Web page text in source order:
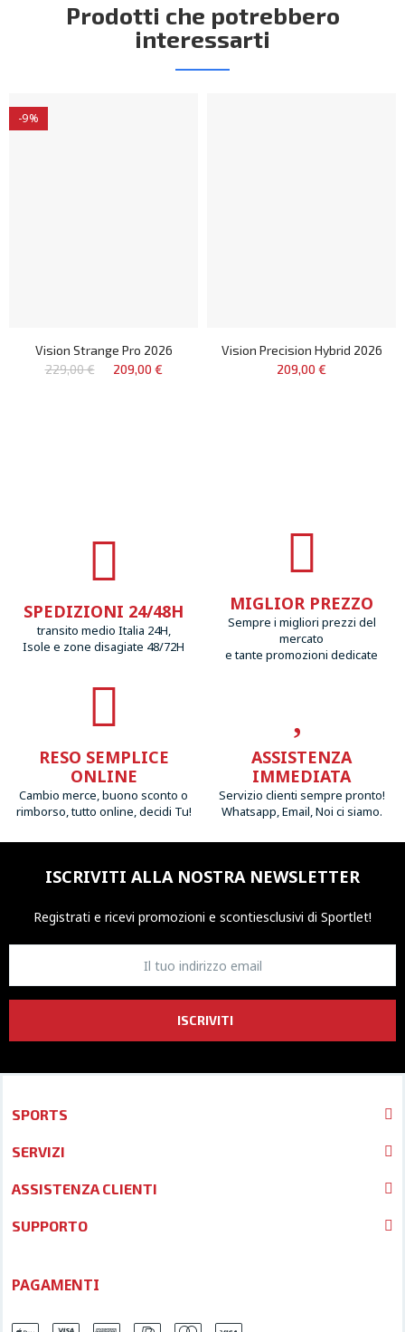
Prodotti che potrebbero
interessarti
-9%
Vision Strange Pro 2026
229,00 €
209,00 €
Vision Precision Hybrid 2026
209,00 €
SPEDIZIONI 24/48H
transito medio Italia 24H,
Isole e zone disagiate 48/72H
MIGLIOR PREZZO
Sempre i migliori prezzi del
mercato
e tante promozioni dedicate
RESO SEMPLICE
ONLINE
Cambio merce, buono sconto o
rimborso, tutto online, decidi Tu!
ASSISTENZA
IMMEDIATA
Servizio clienti sempre pronto!
Whatsapp, Email, Noi ci siamo.
ISCRIVITI ALLA NOSTRA NEWSLETTER
Registrati e ricevi promozioni e scontiesclusivi di Sportlet!
ISCRIVITI
SPORTS
SERVIZI
ASSISTENZA CLIENTI
SUPPORTO
PAGAMENTI